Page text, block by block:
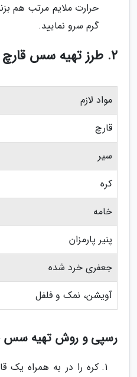
حرارت ملایم مرتب هم
گرم سرو نمایید.
2. طرز تهیه سس قارچ خامه ای و سیر
مواد لازم
قارچ
سیر
کره
خامه
پنیر پارمزان
جعفری خرد شده
آویشن، نمک و فلفل
رسپی و روش تهیه سس
کره را در به همراه یک